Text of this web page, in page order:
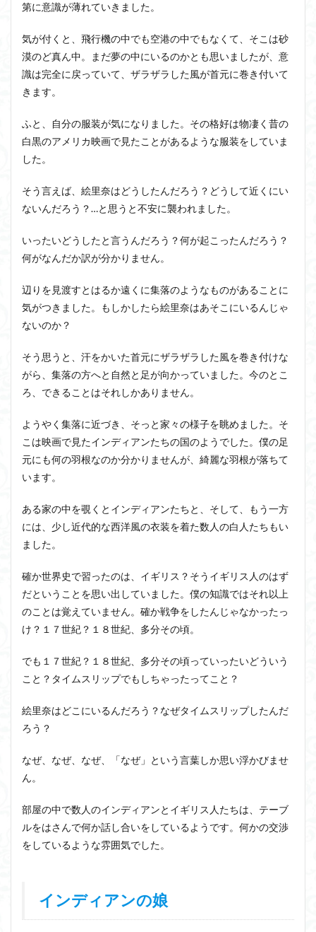
第に意識が薄れていきました。
気が付くと、飛行機の中でも空港の中でもなくて、そこは砂
漠のど真ん中。まだ夢の中にいるのかとも思いましたが、意
識は完全に戻っていて、ザラザラした風が首元に巻き付いて
きます。
ふと、自分の服装が気になりました。その格好は物凄く昔の
白黒のアメリカ映画で見たことがあるような服装をしていま
した。
そう言えば、絵里奈はどうしたんだろう？どうして近くにい
ないんだろう？…と思うと不安に襲われました。
いったいどうしたと言うんだろう？何が起こったんだろう？
何がなんだか訳が分かりません。
辺りを見渡すとはるか遠くに集落のようなものがあることに
気がつきました。もしかしたら絵里奈はあそこにいるんじゃ
ないのか？
そう思うと、汗をかいた首元にザラザラした風を巻き付けな
がら、集落の方へと自然と足が向かっていました。今のとこ
ろ、できることはそれしかありません。
ようやく集落に近づき、そっと家々の様子を眺めました。そ
こは映画で見たインディアンたちの国のようでした。僕の足
元にも何の羽根なのか分かりませんが、綺麗な羽根が落ちて
います。
ある家の中を覗くとインディアンたちと、そして、もう一方
には、少し近代的な西洋風の衣装を着た数人の白人たちもい
ました。
確か世界史で習ったのは、イギリス？そうイギリス人のはず
だということを思い出していました。僕の知識ではそれ以上
のことは覚えていません。確か戦争をしたんじゃなかったっ
け？１７世紀？１８世紀、多分その頃。
でも１７世紀？１８世紀、多分その頃っていったいどういう
こと？タイムスリップでもしちゃったってこと？
絵里奈はどこにいるんだろう？なぜタイムスリップしたんだ
ろう？
なぜ、なぜ、なぜ、「なぜ」という言葉しか思い浮かびませ
ん。
部屋の中で数人のインディアンとイギリス人たちは、テーブ
ルをはさんで何か話し合いをしているようです。何かの交渉
をしているような雰囲気でした。
インディアンの娘